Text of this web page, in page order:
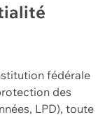
fédérale
des
LPD), toute